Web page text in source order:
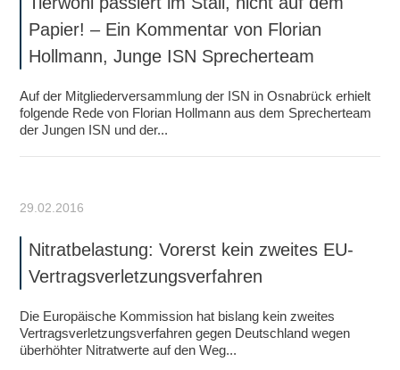
Papier! – Ein Kommentar von Florian
Hollmann, Junge ISN Sprecherteam
Auf der Mitgliederversammlung der ISN in Osnabrück erhielt
folgende Rede von Florian Hollmann aus dem Sprecherteam
der Jungen ISN und der...
29.02.2016
Nitratbelastung: Vorerst kein zweites EU-
Vertragsverletzungsverfahren
Die Europäische Kommission hat bislang kein zweites
Vertragsverletzungsverfahren gegen Deutschland wegen
überhöhter Nitratwerte auf den Weg...